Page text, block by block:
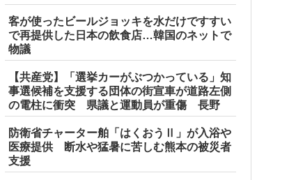
客が使ったビールジョッキを水だけですすい
で再提供した日本の飲食店…韓国のネットで
物議
【共産党】「選挙カーがぶつかっている」知
事選候補を支援する団体の街宣車が道路左側
の電柱に衝突 県議と運動員が重傷 長野
防衛省チャーター舶「はくおうⅡ」が入浴や
医療提供 断水や猛暑に苦しむ熊本の被災者
支援